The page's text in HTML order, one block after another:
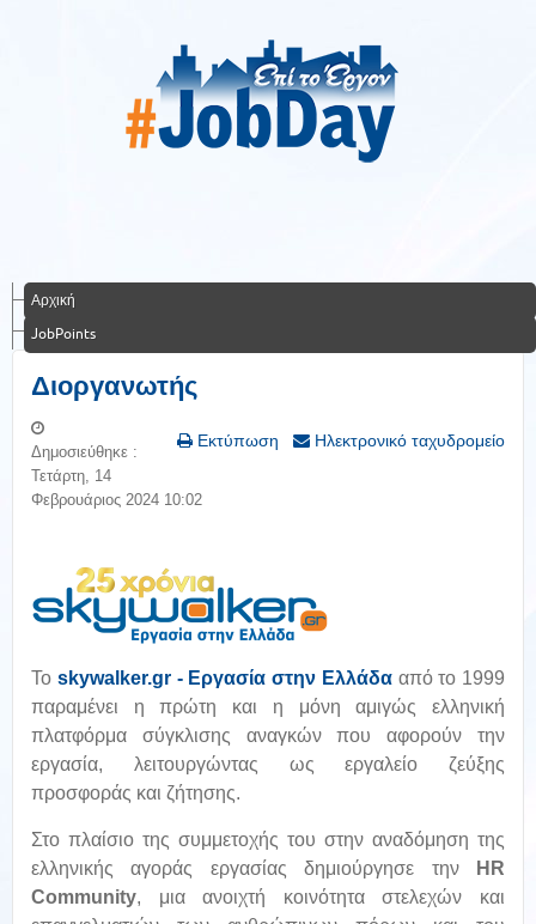
Αρχική
JobPoints
Διοργανωτής
Εκτύπωση Ηλεκτρονικό ταχυδρομείο
Δημοσιεύθηκε :
Τετάρτη, 14
Φεβρουάριος 2024 10:02
Το skywalker.gr - Εργασία στην Ελλάδααπό το 1999
παραμένει η πρώτη και η μόνη αμιγώς ελληνική
πλατφόρμα σύγκλισης αναγκών που αφορούν την
εργασία, λειτουργώντας ως εργαλείο ζεύξης
προσφοράς και ζήτησης.
Στο πλαίσιο της συμμετοχής του στην αναδόμηση της
ελληνικής αγοράς εργασίας δημιούργησε την
HR
Community, μια ανοιχτή κοινότητα στελεχών και